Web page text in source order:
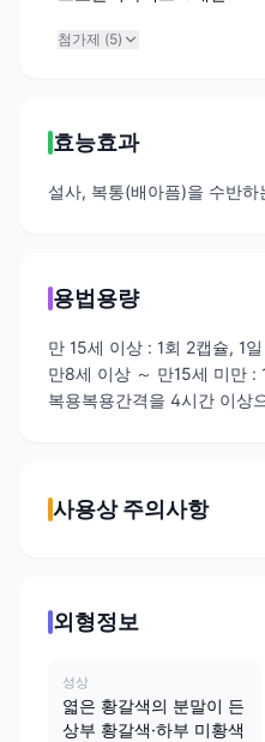
첨가제 (5)
효능효과
설사, 복통(배아픔)을 수반
용법용량
만 15세 이상 : 1회 2캡슐, 1
만8세 이상 ～ 만15세 미만 :
복용복용간격을 4시간 이상
사용상 주의사항
외형정보
성상
엷은 황갈색의 분말이 든
상부 황갈색·하부 미황색